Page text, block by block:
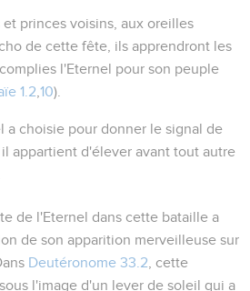
et princes voisins, aux oreilles
de cette fête, ils apprendront les
l'Eternel pour son peuple
1.2 10).
a choisie pour donner le signal de
appartient d'élever avant tout autre
de l'Eternel dans cette bataille a
de son apparition merveilleuse sur
Deutéronome 33.2 , cette
l'image d'un lever de soleil qui a